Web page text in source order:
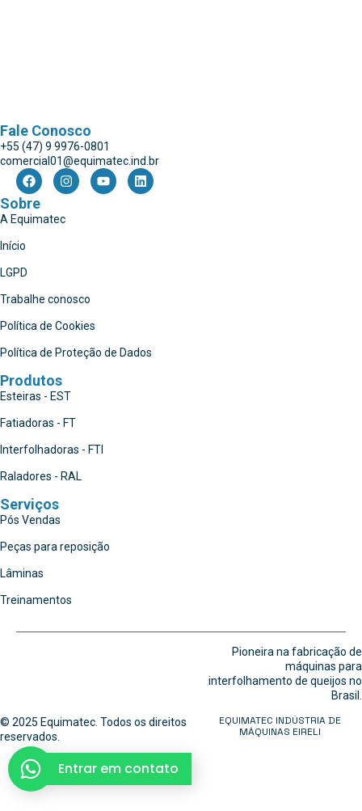
Fale Conosco
+55 (47) 9 9976-0801
comercial01@equimatec.ind.br
Sobre
A Equimatec
Início
LGPD
Trabalhe conosco
Política de Cookies
Política de Proteção de Dados
Produtos
Esteiras - EST
Fatiadoras - FT
Interfolhadoras - FTI
Raladores - RAL
Serviços
Pós Vendas
Peças para reposição
Lâminas
Treinamentos
Pioneira na fabricação de
máquinas para
interfolhamento de queijos no
Brasil.
© 2025 Equimatec. Todos os direitos
reservados.
EQUIMATEC INDÚSTRIA DE
MÁQUINAS EIRELI
Entrar em contato